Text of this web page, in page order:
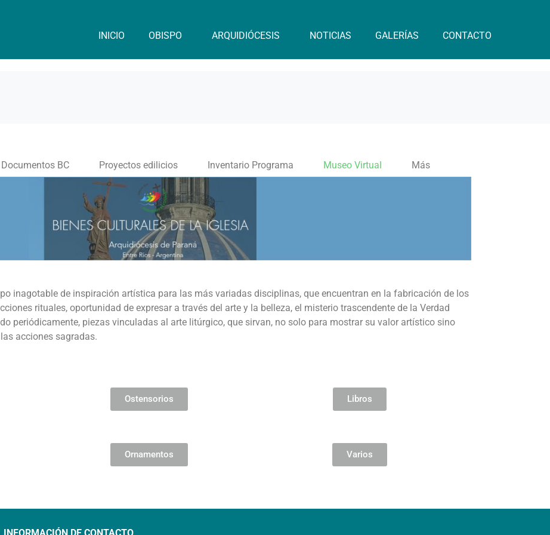
INICIO OBISPO ARQUIDIÓCESIS NOTICIAS GALERÍAS CONTACTO
Documentos BC Proyectos edilicios Inventario Programa Museo Virtual Más
inagotable de inspiración artística para las más variadas disciplinas, que encuentran en la fabricación de los
rituales, oportunidad de expresar a través del arte y la belleza, el misterio trascendente de la Verdad
periódicamente, piezas vinculadas al arte litúrgico, que sirvan, no solo para mostrar su valor artístico sino
acciones sagradas.
Ostensorios Libros
Ornamentos Varios